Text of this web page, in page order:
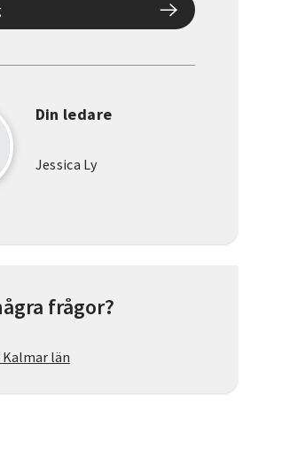
Din ledare
Jessica Ly
frågor?
Kalmar län